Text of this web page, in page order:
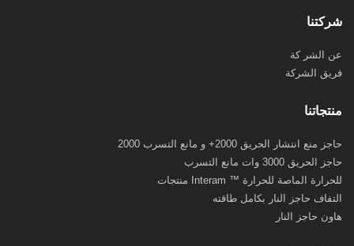
‫شركتنا‬
‫عن‬ ‫الشر‬ ‫كة‬
‫فريق‬ ‫الشركة‬
‫منتجاتنا‬
حاجز منع انتشار الحريق 2000+ و مانع التسرب 2000
حاجز الحريق 3000 وات مانع التسرب
للحرارة الماصة للحرارة ™ Interam منتجات
التفاف حاجز النار بكامل طاقته
هاون حاجز النار